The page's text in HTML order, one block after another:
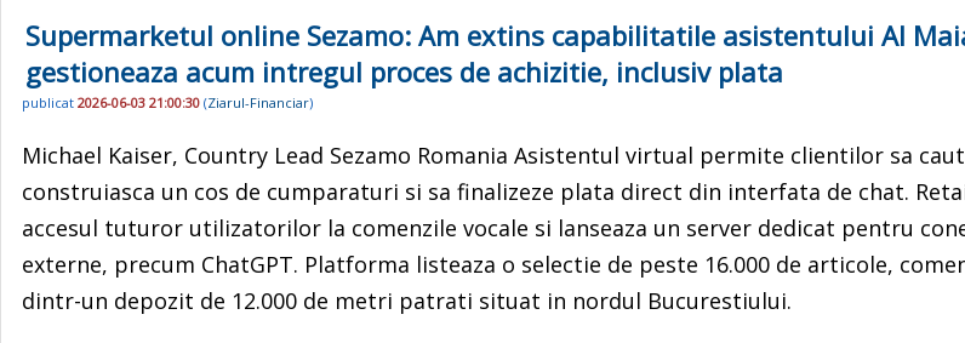
Supermarketul online Sezamo: Am extins capabilitatile asistentului AI
gestioneaza acum intregul proces de achizitie, inclusiv plata
publicat 2026-06-03 21:00:30 (Ziarul-Financiar)
Michael Kaiser, Country Lead Sezamo Romania Asistentul virtual permite clientilor sa
construiasca un cos de cumparaturi si sa finalizeze plata direct din interfata de chat.
accesul tuturor utilizatorilor la comenzile vocale si lanseaza un server dedicat pentru
externe, precum ChatGPT. Platforma listeaza o selectie de peste 16.000 de articole,
dintr-un depozit de 12.000 de metri patrati situat in nordul Bucurestiului.